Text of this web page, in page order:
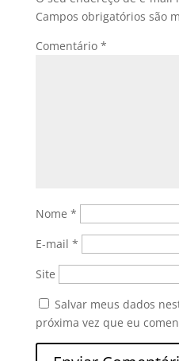
Campos obrigatórios são
Comentário *
Nome *
E-mail *
Site
Salvar meus dados
próxima vez que eu